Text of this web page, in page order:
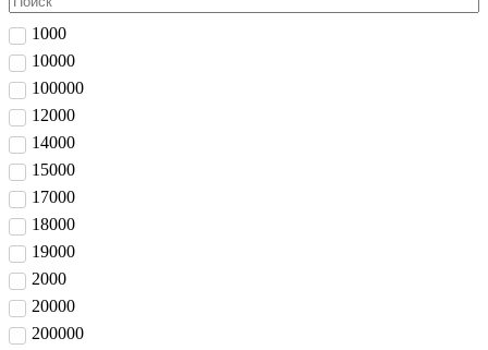
1000
10000
100000
12000
14000
15000
17000
18000
19000
2000
20000
200000